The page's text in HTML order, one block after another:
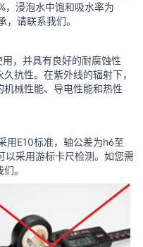
，浸泡水中饱和吸水率为
请联系我们。
，并具有良好的耐腐蚀性
抗性。在紫外线的辐射下，
械性能、导电性能和热性
用E10标准，轴公差为h6至
以采用游标卡尺检测。如您需
。